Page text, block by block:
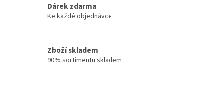
Dárek zdarma
Ke každé objednávce
Zboží skladem
90% sortimentu skladem